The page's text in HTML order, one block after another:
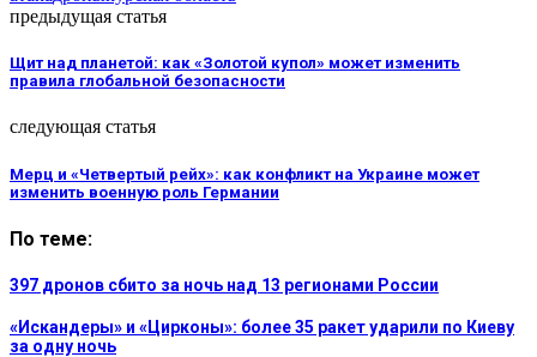
предыдущая статья
Щит над планетой: как «Золотой купол» может изменить
правила глобальной безопасности
следующая статья
Мерц и «Четвертый рейх»: как конфликт на Украине может
изменить военную роль Германии
По теме:
397 дронов сбито за ночь над 13 регионами России
«Искандеры» и «Цирконы»: более 35 ракет ударили по Киеву
за одну ночь